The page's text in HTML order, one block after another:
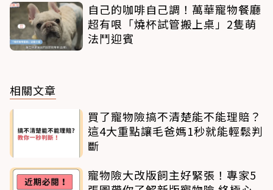
自己的咖啡自己調！萬華寵物餐廳
超有哏「燒杯試管搬上桌」2隻萌
法鬥迎賓
相關文章
買了寵物險搞不清楚能不能理賠？
這4大重點讓毛爸媽1秒就能輕鬆判
斷
寵物險大改版飼主好緊張！專家5